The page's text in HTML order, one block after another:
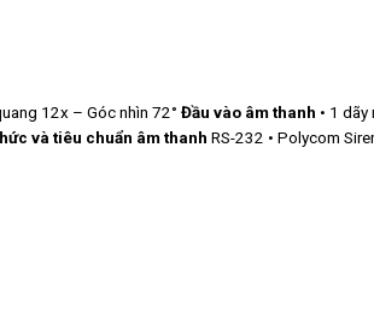
12x – Góc nhìn 72° Đầu vào âm thanh • 1
và tiêu chuẩn âm thanh RS-232 • Polycom